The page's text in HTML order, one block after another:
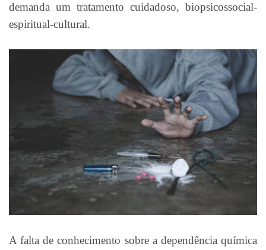
demanda um tratamento cuidadoso, biopsicossocial-
espiritual-cultural.
A falta de conhecimento sobre a dependência química